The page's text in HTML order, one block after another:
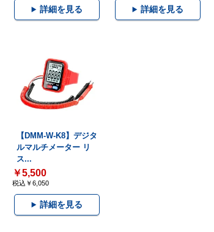
詳細を見る 詳細を見る
【DMM-W-K8】デジタ
ルマルチメーター リ
ス...
￥5,500
税込￥6,050
詳細を見る